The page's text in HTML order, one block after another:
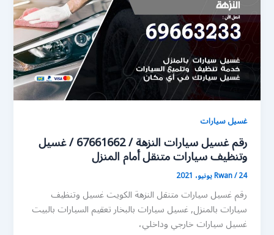
غسيل سيارات
رقم غسيل سيارات النزهة / 67661662 / غسيل
وتنظيف سيارات متنقل أمام المنزل
Rwan/24 يونيو، 2021
رقم غسيل سيارات متنقل النزهة الكويت غسيل وتنظيف
سيارات بالمنزل, غسيل سيارات بالبخار تعقيم السيارات بالبيت
غسيل سيارات خارجي وداخلي،